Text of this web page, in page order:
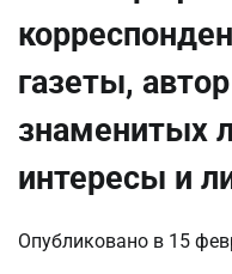
газеты,
знаменитых
интересы и
Опубликовано в 15